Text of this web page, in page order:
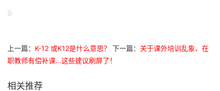
0
上一篇： K-12 或K12是什么意思？ 下一篇： 关于课外培训乱象、在
职教师有偿补课...这些建议刷屏了！
相关推荐